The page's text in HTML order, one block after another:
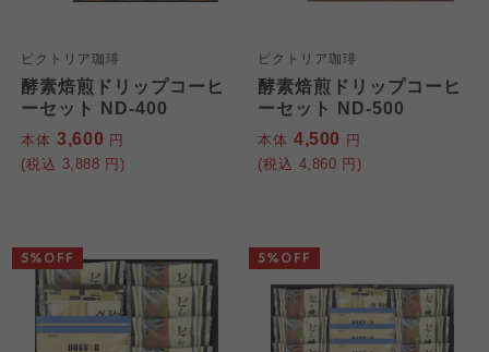
ビクトリア珈琲
酵素焙煎ドリップコーヒ
ーセット ND-400
本体 3,600 円
(税込 3,888 円)
ビクトリア珈琲
酵素焙煎ドリップコーヒ
ーセット ND-500
本体 4,500 円
(税込 4,860 円)
5%OFF 5%OFF